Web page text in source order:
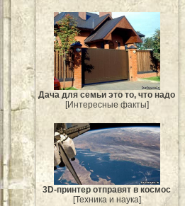
Дача для семьи это то, что надо
[Интересные факты]
3D-принтер отправят в космос
[Техника и наука]